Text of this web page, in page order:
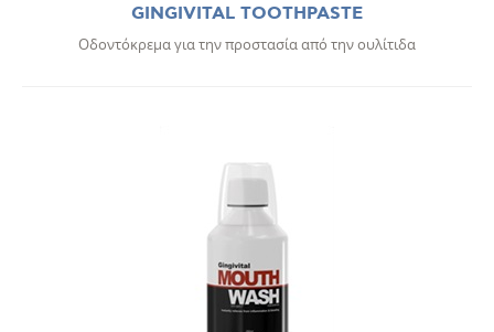
GINGIVITAL TOOTHPASTE
Οδοντόκρεμα για την προστασία από την ουλίτιδα